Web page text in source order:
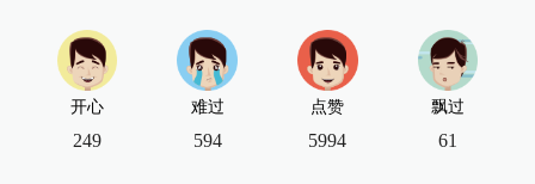
开心
249
难过
594
点赞
5994
飘过
61